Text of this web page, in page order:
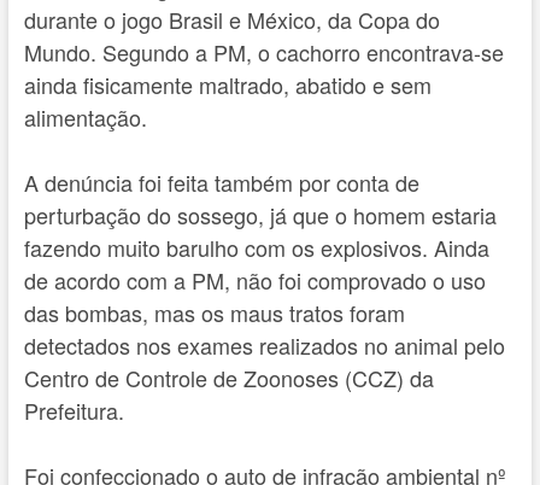
durante o jogo Brasil e México, da Copa do
Mundo. Segundo a PM, o cachorro encontrava-se
ainda fisicamente maltrado, abatido e sem
alimentação.
A denúncia foi feita também por conta de
perturbação do sossego, já que o homem estaria
fazendo muito barulho com os explosivos. Ainda
de acordo com a PM, não foi comprovado o uso
das bombas, mas os maus tratos foram
detectados nos exames realizados no animal pelo
Centro de Controle de Zoonoses (CCZ) da
Prefeitura.
Foi confeccionado o auto de infração ambiental nº